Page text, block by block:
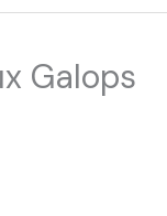
Galops